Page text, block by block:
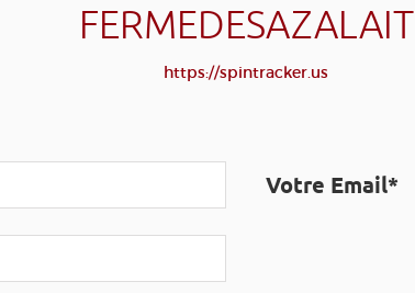
FERMEDESAZALAIT
https://spintracker.us
Votre Email*